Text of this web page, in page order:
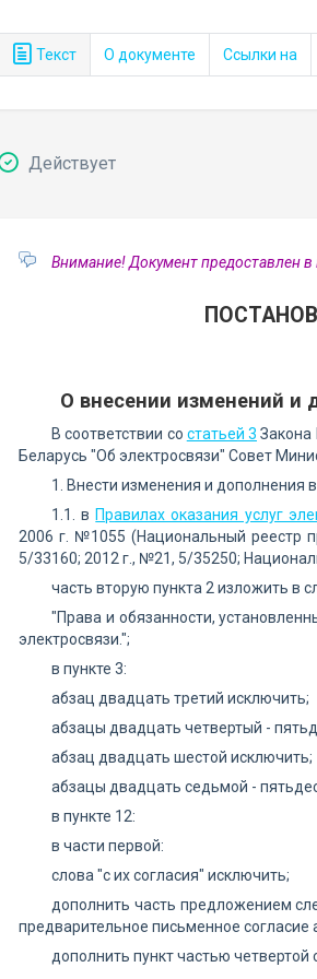
Текст О документе Ссылки на
Действует
Внимание! Документ предоставлен в
О внесении изменений и
В соответствии со статьей 3 Закона
Беларусь "Об электросвязи" Совет
1. Внести изменения и дополнения
1.1. в Правилах оказания услуг
2006 г. №1055 (Национальный реестр
5/33160; 2012 г., №21, 5/35250;
часть вторую пункта 2 изложить в
"Права и обязанности,
электросвязи.";
в пункте 3:
абзац двадцать третий исключить;
абзацы двадцать четвертый -
абзац двадцать шестой исключить;
абзацы двадцать седьмой -
в пункте 12:
в части первой:
слова "с их согласия" исключить;
дополнить часть предложением
предварительное письменное согласие
дополнить пункт частью